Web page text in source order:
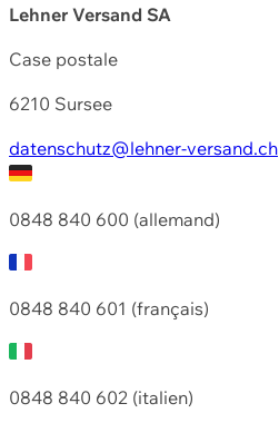
Lehner Versand SA
Case postale
6210 Sursee
datenschutz@lehner-versand.ch
0848 840 600 (allemand)
0848 840 601 (français)
0848 840 602 (italien)